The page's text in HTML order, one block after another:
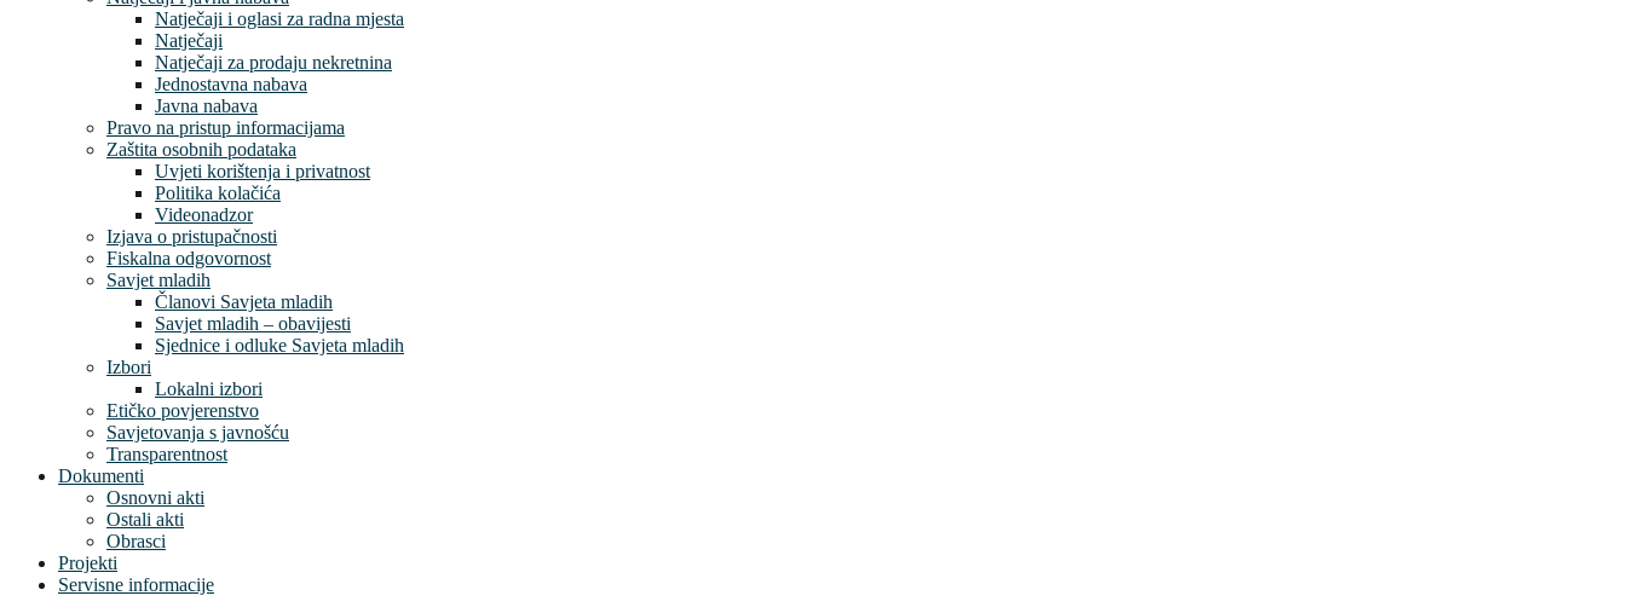
Natječaji i oglasi za radna mjesta
Natječaji
Natječaji za prodaju nekretnina
Jednostavna nabava
Javna nabava
Pravo na pristup informacijama
Zaštita osobnih podataka
Uvjeti korištenja i privatnost
Politika kolačića
Videonadzor
Izjava o pristupačnosti
Fiskalna odgovornost
Savjet mladih
Članovi Savjeta mladih
Savjet mladih – obavijesti
Sjednice i odluke Savjeta mladih
Izbori
Lokalni izbori
Etičko povjerenstvo
Savjetovanja s javnošću
Transparentnost
Dokumenti
Osnovni akti
Ostali akti
Obrasci
Projekti
Servisne informacije